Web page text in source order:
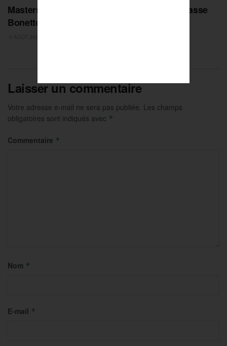
Masters de Pétanque : la Dream Team surclasse
Bonetto et fonce en finale !
Laisser un commentaire
Votre adresse e-mail ne sera pas publiée. Les champs
obligatoires sont indiqués avec *
Commentaire *
Nom *
E-mail *